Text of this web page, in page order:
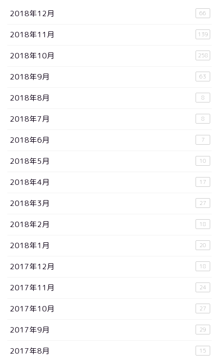
2018年12月 66
2018年11月 139
2018年10月 258
2018年9月 63
2018年8月 8
2018年7月 8
2018年6月 7
2018年5月 10
2018年4月 17
2018年3月 27
2018年2月 18
2018年1月 20
2017年12月 18
2017年11月 24
2017年10月 27
2017年9月 29
2017年8月 15